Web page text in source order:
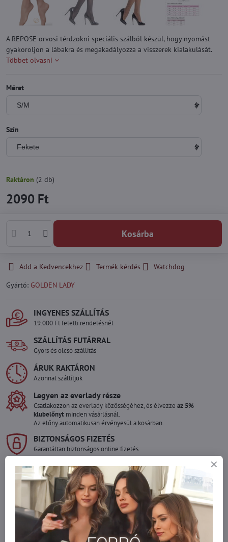
A REPOSE orvosi térdzokni speciális szálból készül, hogy nyomást
gyakoroljon a lábakra és megakadályozza a visszerek kialakulását.
Többet olvasni
Méret
Szín
Raktáron (2 db)
2090 Ft
Kosárba
Add a Kedvencekhez Termék kérdés
Watchdog
Gyártó: GOLDEN LADY
INGYENES SZÁLLÍTÁS
19.000 Ft feletti rendelésnél
SZÁLLÍTÁS FUTÁRRAL
Gyors és olcsó szállítás
ÁRUK RAKTÁRON
Azonnal szállítjuk
Legyen az everlady része
Csatlakozzon az everlady közösségéhez, és élvezze az 5%
klubelőnyt minden vásárlásnál.
Az előny automatikusan érvényesül a kosárban.
BIZTONSÁGOS FIZETÉS
Garantáltan biztonságos online fizetés
Szeretne több terméket rendelni mint
amennyi raktáron van?
Ne habozzon kapcsolatba lépni velünk, raktárra szállítjuk az árut!
info​@everlady​.eu